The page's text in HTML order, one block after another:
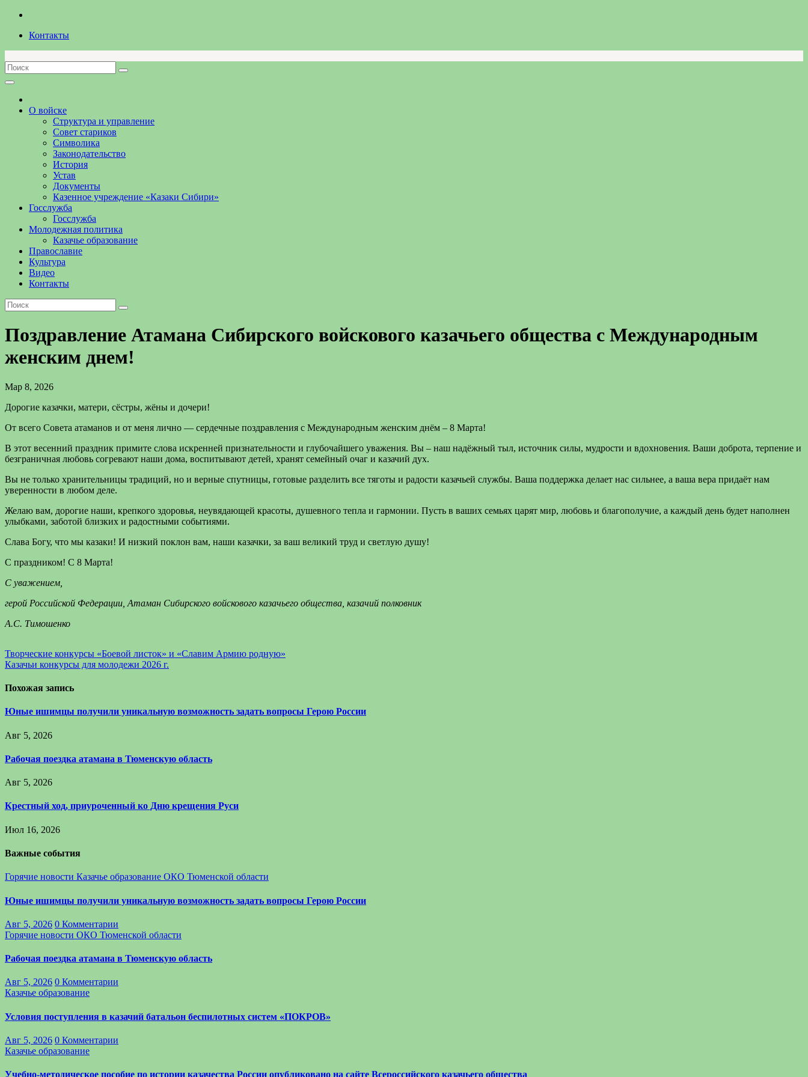
Перейти
содержимому
Контакты
О войске
Структура и управление
Совет стариков
Символика
Законодательство
История
Устав
Документы
Казенное учреждение «Казаки Сибири»
Госслужба
Госслужба
Молодежная политика
Казачье образование
Православие
Культура
Видео
Контакты
Поздравление Атамана Сибирского войскового казачьего общества с Международным
женским днем!
Мар 8, 2026
Дорогие казачки, матери, сёстры, жёны и дочери!
От всего Совета атаманов и от меня лично — сердечные поздравления с Международным женским днём – 8 Марта!
В этот весенний праздник примите слова искренней признательности и глубочайшего уважения. Вы – наш надёжный тыл, источник силы, мудрости и вдохновения. Ваши доброта, терпение и
безграничная любовь согревают наши дома, воспитывают детей, хранят семейный очаг и казачий дух.
Вы не только хранительницы традиций, но и верные спутницы, готовые разделить все тяготы и радости казачьей службы. Ваша поддержка делает нас сильнее, а ваша вера придаёт нам
уверенности в любом деле.
Желаю вам, дорогие наши, крепкого здоровья, неувядающей красоты, душевного тепла и гармонии. Пусть в ваших семьях царят мир, любовь и благополучие, а каждый день будет наполнен
улыбками, заботой близких и радостными событиями.
Слава Богу, что мы казаки! И низкий поклон вам, наши казачки, за ваш великий труд и светлую душу!
С праздником! С 8 Марта!
С уважением,
герой Российской Федерации, Атаман Сибирского войскового казачьего общества, казачий полковник
А.С. Тимошенко
Навигация
по
записям
Творческие конкурсы «Боевой листок» и «Славим Армию родную»
Казачьи конкурсы для молодежи 2026 г.
Похожая запись
Юные ишимцы получили уникальную возможность задать вопросы Герою России
Авг 5, 2026
Рабочая поездка атамана в Тюменскую область
Авг 5, 2026
Крестный ход, приуроченный ко Дню крещения Руси
Июл 16, 2026
Важные события
Горячие новости Казачье образование ОКО Тюменской области
Юные ишимцы получили уникальную возможность задать вопросы Герою России
Авг 5, 2026 0 Комментарии
Горячие новости ОКО Тюменской области
Рабочая поездка атамана в Тюменскую область
Авг 5, 2026 0 Комментарии
Казачье образование
Условия поступления в казачий батальон беспилотных систем «ПОКРОВ»
Авг 5, 2026 0 Комментарии
Казачье образование
Учебно-методическое пособие по истории казачества России опубликовано на сайте Всероссийского казачьего общества